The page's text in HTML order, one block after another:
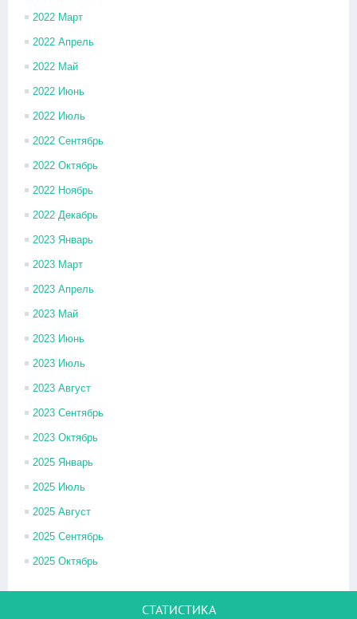
2022 Март
2022 Апрель
2022 Май
2022 Июнь
2022 Июль
2022 Сентябрь
2022 Октябрь
2022 Ноябрь
2022 Декабрь
2023 Январь
2023 Март
2023 Апрель
2023 Май
2023 Июнь
2023 Июль
2023 Август
2023 Сентябрь
2023 Октябрь
2025 Январь
2025 Июль
2025 Август
2025 Сентябрь
2025 Октябрь
СТАТИСТИКА